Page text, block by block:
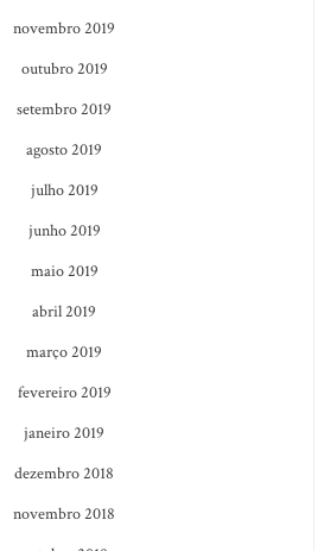
novembro 2019
outubro 2019
setembro 2019
agosto 2019
julho 2019
junho 2019
maio 2019
abril 2019
março 2019
fevereiro 2019
janeiro 2019
dezembro 2018
novembro 2018